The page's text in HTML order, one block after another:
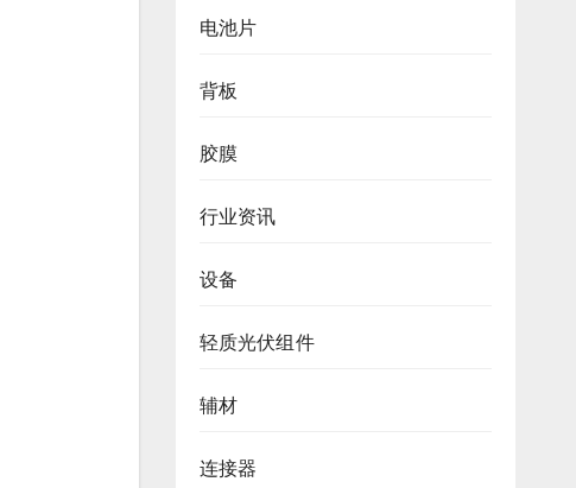
电池片
背板
胶膜
行业资讯
设备
轻质光伏组件
辅材
连接器